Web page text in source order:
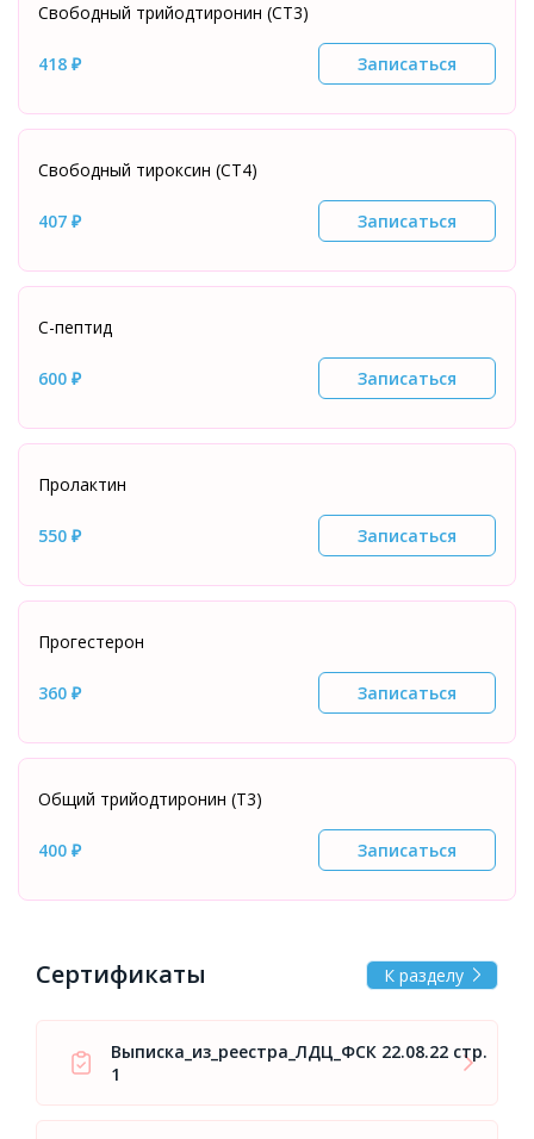
Свободный трийодтиронин (СТ3)
418 ₽ Записаться
Свободный тироксин (СТ4)
407 ₽ Записаться
С-пептид
600 ₽ Записаться
Пролактин
550 ₽ Записаться
Прогестерон
360 ₽ Записаться
Общий трийодтиронин (Т3)
400 ₽ Записаться
Сертификаты К разделу
Выписка_из_реестра_ЛДЦ_ФСК 22.08.22 стр.
1